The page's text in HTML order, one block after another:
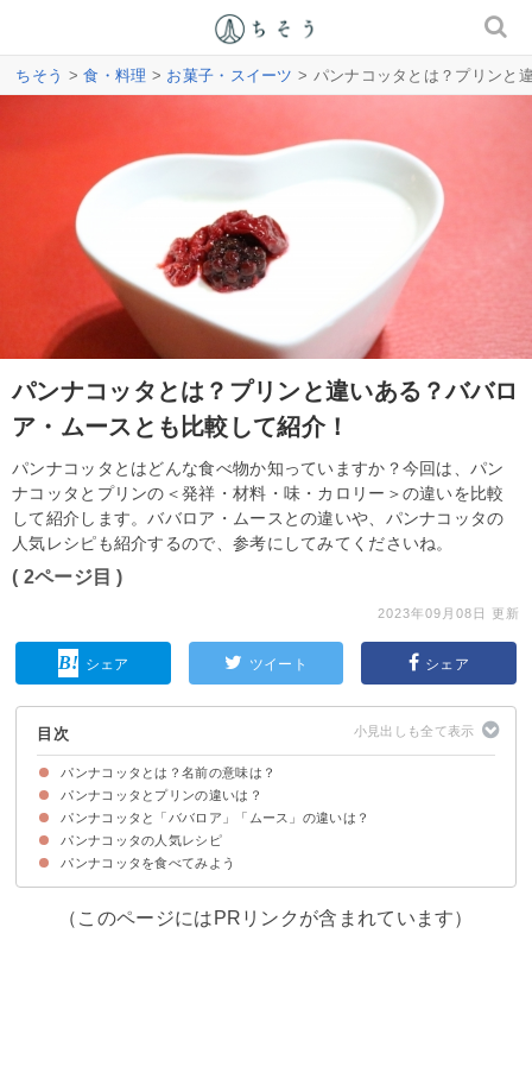
ちそう >食・料理 > お菓子・スイーツ > パンナコッタとは？プリンと
パンナコッタとは？プリンと違いある？ババロ
ア・ムースとも比較して紹介！
パンナコッタとはどんな食べ物か知っていますか？今回は、パン
ナコッタとプリンの＜発祥・材料・味・カロリー＞の違いを比較
して紹介します。ババロア・ムースとの違いや、パンナコッタの
人気レシピも紹介するので、参考にしてみてくださいね。
( 2ページ目 )
2023年09月08日 更新
シェア ツイート シェア
目次
パンナコッタとは？名前の意味は？
パンナコッタはイタリア発祥の洋菓子
パンナコッタとプリンの違いは？
①発祥地の違い
②材料の違い
③味の違い
④カロリーの違い
パンナコッタと「ババロア」「ムース」の違いは？
ババロアとは
ムースとは
パンナコッタの人気レシピ
材料
作り方・レシピ
パンナコッタを食べてみよう
（このページにはPRリンクが含まれています）